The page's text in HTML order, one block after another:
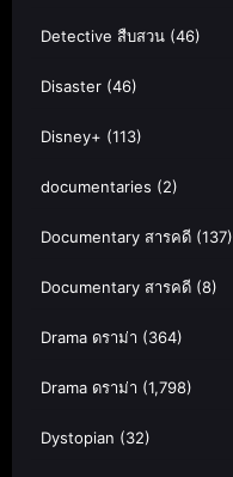
Detective สืบสวน (46)
Disaster (46)
Disney+ (113)
documentaries (2)
Documentary สารคดี (137)
Documentary สารคดี (8)
Drama ดราม่า (364)
Drama ดราม่า (1,798)
Dystopian (32)